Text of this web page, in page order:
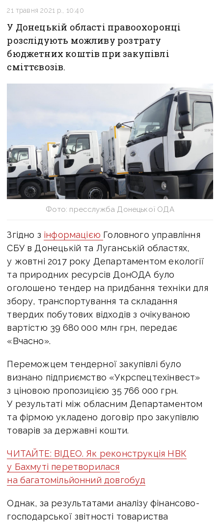
21 травня 2021 р., 10:40
У Донецькій області правоохоронці
розслідують можливу розтрату
бюджетних коштів при закупівлі
сміттєвозів.
Фото: пресслужба Донецької ОДА
Згідно з інформацією Головного управління
СБУ в Донецькій та Луганській областях,
у жовтні 2017 року Департаментом екології
та природних ресурсів ДонОДА було
оголошено тендер на придбання техніки для
збору, транспортування та складання
твердих побутових відходів з очікуваною
вартістю 39 680 000 млн грн, передає
«Вчасно».
Переможцем тендерної закупівлі було
визнано підприємство «Укрспецтехінвест»
з ціновою пропозицією 35 766 000 грн.
У результаті між обласним Департаментом
та фірмою укладено договір про закупівлю
товарів за державні кошти.
ЧИТАЙТЕ: ВІДЕО. Як реконструкція НВК
у Бахмуті перетворилася
на багатомільйонний довгобуд
Однак, за результатами аналізу фінансово-
господарської звітності товариства